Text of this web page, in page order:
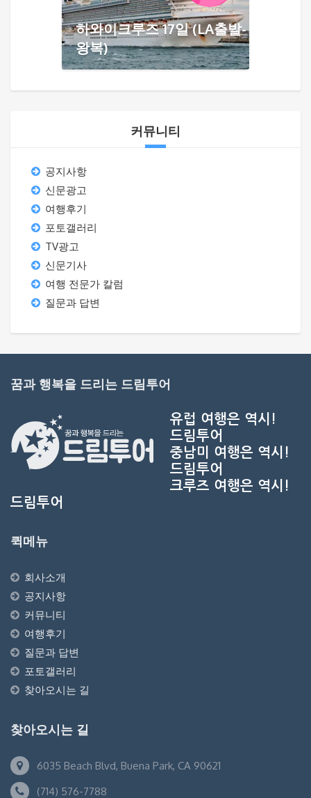
하와이크루즈 17일 (LA출발-
왕복)
커뮤니티
공지사항
신문광고
여행후기
포토갤러리
TV광고
신문기사
여행 전문가 칼럼
질문과 답변
꿈과 행복을 드리는 드림투어
유럽 여행은 역시!
드림투어
중남미 여행은 역시!
드림투어
크루즈 여행은 역시!
드림투어
퀵메뉴
회사소개
공지사항
커뮤니티
여행후기
질문과 답변
포토갤러리
찾아오시는 길
찾아오시는 길
6035 Beach Blvd, Buena Park, CA 90621
(714) 576-7788